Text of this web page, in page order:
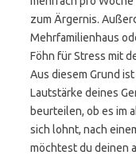
zum Ärgernis.
Mehrfamilienhaus
Föhn für Stress mit
Aus diesem Grund
Lautstärke deines
beurteilen, ob es im
sich lohnt, nach
möchtest du deinen